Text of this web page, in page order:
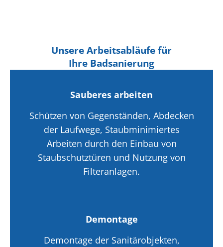
Unsere Arbeitsabläufe für
Ihre Badsanierung
Sauberes arbeiten
Schützen von Gegenständen, Abdecken
der Laufwege, Staubminimiertes
Arbeiten durch den Einbau von
Staubschutztüren und Nutzung von
Filteranlagen.
Demontage
Demontage der Sanitärobjekten,